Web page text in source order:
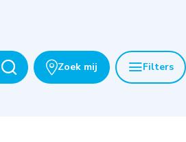
Zoek mij Filters